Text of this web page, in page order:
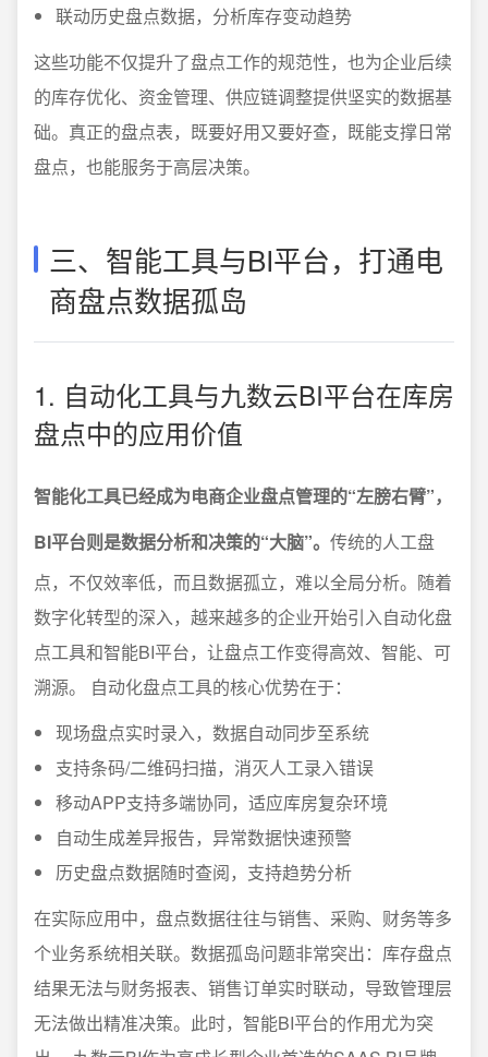
联动历史盘点数据，分析库存变动趋势
这些功能不仅提升了盘点工作的规范性，也为企业后续
的库存优化、资金管理、供应链调整提供坚实的数据基
础。真正的盘点表，既要好用又要好查，既能支撑日常
盘点，也能服务于高层决策。
三、智能工具与BI平台，打通电
商盘点数据孤岛
1. 自动化工具与九数云BI平台在库房
盘点中的应用价值
智能化工具已经成为电商企业盘点管理的“左膀右臂”，
BI平台则是数据分析和决策的“大脑”。 传统的人工盘
点，不仅效率低，而且数据孤立，难以全局分析。随着
数字化转型的深入，越来越多的企业开始引入自动化盘
点工具和智能BI平台，让盘点工作变得高效、智能、可
溯源。 自动化盘点工具的核心优势在于：
现场盘点实时录入，数据自动同步至系统
支持条码/二维码扫描，消灭人工录入错误
移动APP支持多端协同，适应库房复杂环境
自动生成差异报告，异常数据快速预警
历史盘点数据随时查阅，支持趋势分析
在实际应用中，盘点数据往往与销售、采购、财务等多
个业务系统相关联。数据孤岛问题非常突出：库存盘点
结果无法与财务报表、销售订单实时联动，导致管理层
无法做出精准决策。此时，智能BI平台的作用尤为突